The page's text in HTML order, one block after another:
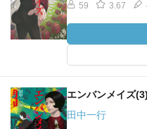
59 3.67
エンバンメイズ
田中一行